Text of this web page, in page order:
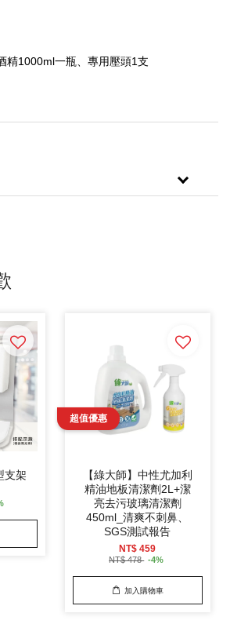
精1000ml一瓶、專用壓頭1支
支架
【綠大師】中性尤加利
精油地板清潔劑2L+潔
亮去污玻璃清潔劑
450ml_清爽不刺鼻、
SGS測試報告
NT$ 459
NT$ 478 -4%
加入購物車